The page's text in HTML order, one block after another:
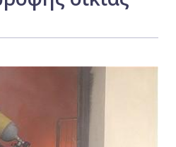
Ελλάδα
Αγροτικά
Οικονομία